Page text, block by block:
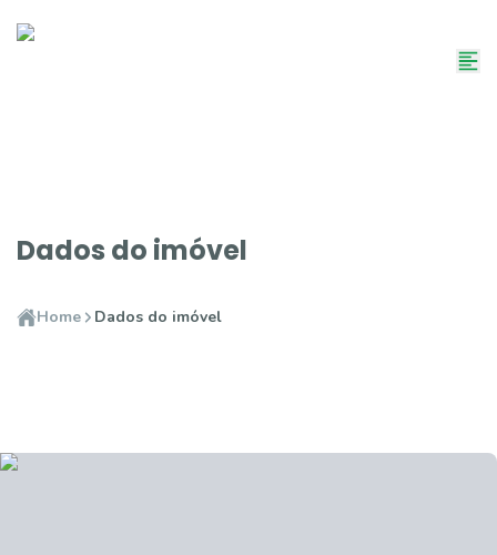
Dados do imóvel
Home Dados do imóvel